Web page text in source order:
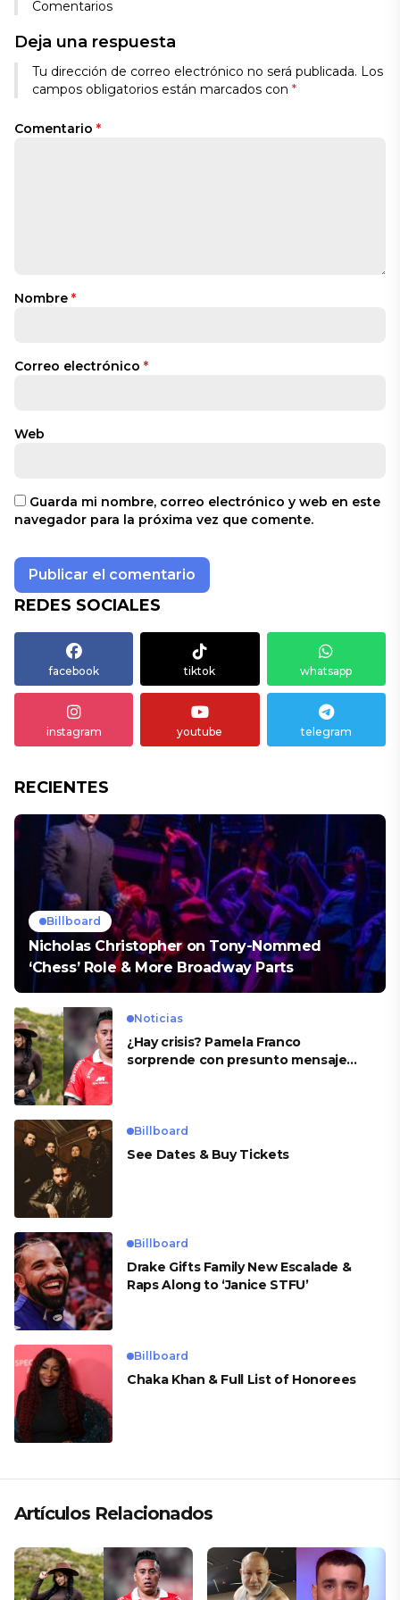
Comentarios
Deja una respuesta
Tu dirección de correo electrónico no será publicada. Los
campos obligatorios están marcados con *
Comentario *
Nombre *
Correo electrónico *
Web
Guarda mi nombre, correo electrónico y web en este
navegador para la próxima vez que comente.
REDES SOCIALES
facebook tiktok whatsapp
instagram youtube telegram
RECIENTES
Billboard
Nicholas Christopher on Tony-Nommed
‘Chess’ Role & More Broadway Parts
Noticias
¿Hay crisis? Pamela Franco
sorprende con presunto mensaje
Billboard
See Dates & Buy Tickets
Billboard
Drake Gifts Family New Escalade &
Raps Along to ‘Janice STFU’
Billboard
Chaka Khan & Full List of Honorees
Artículos Relacionados